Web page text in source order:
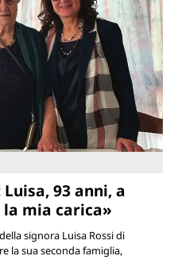
93 anni, a
mia carica»
signora Luisa Rossi di
la sua seconda famiglia,